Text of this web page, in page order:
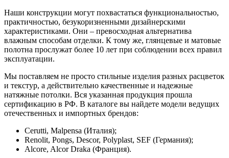
Наши конструкции могут похвастаться функциональностью,
практичностью, безукоризненными дизайнерскими
характеристиками. Они – превосходная альтернатива
влажным способам отделки. К тому же, глянцевые и матовые
полотна прослужат более 10 лет при соблюдении всех правил
эксплуатации.
Мы поставляем не просто стильные изделия разных расцветок
и текстур, а действительно качественные и надежные
натяжные потолки. Вся указанная продукция прошла
сертификацию в РФ. В каталоге вы найдете модели ведущих
отечественных и импортных брендов:
Cerutti, Malpensa (Италия);
Renolit, Pongs, Descor, Polyplast, SEF (Германия);
Alcore, Alcor Draka (Франция).